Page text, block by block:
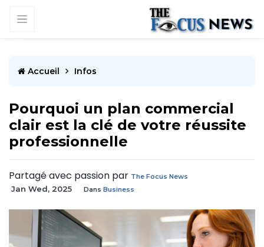
Accueil Infos
Pourquoi un plan commercial
clair est la clé de votre réussite
professionnelle
Partagé avec passion par The Focus News
Jan Wed, 2025 Dans Business